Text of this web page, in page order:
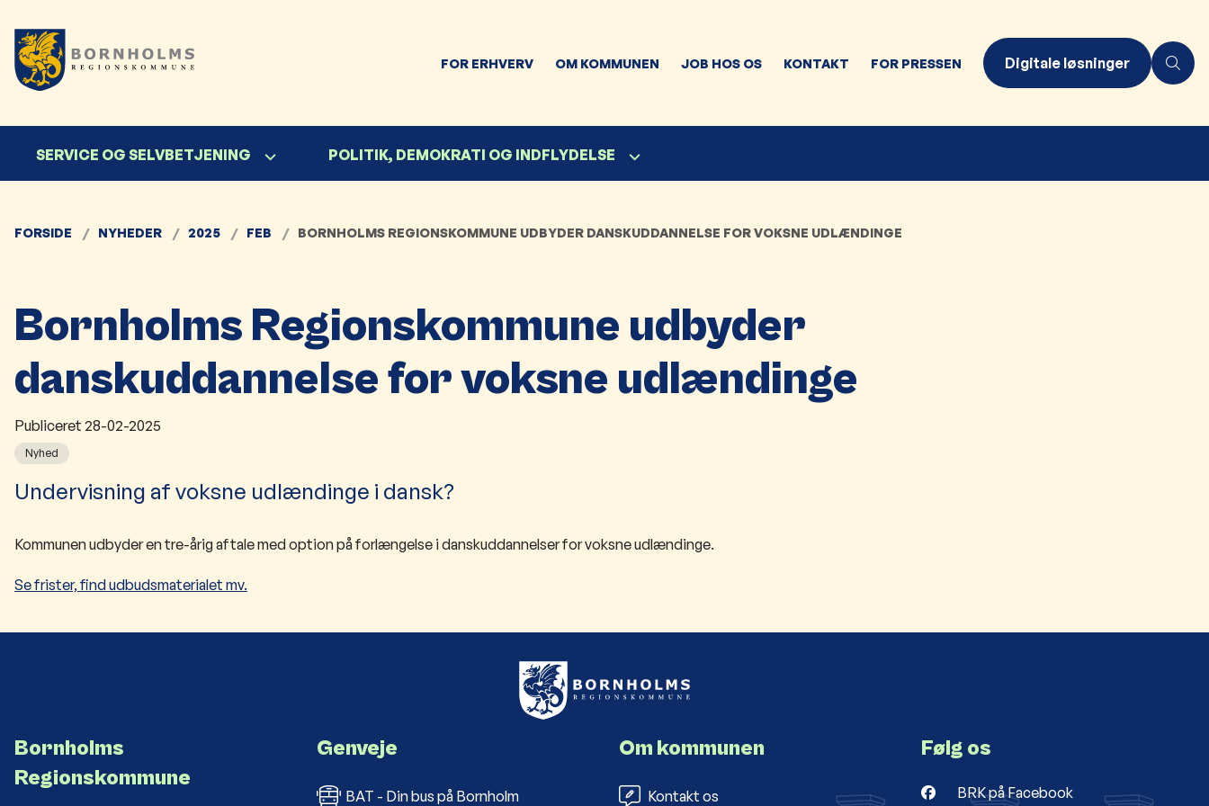
FOR ERHVERV OM KOMMUNEN JOB HOS OS KONTAKT FOR PRESSEN Digitale løsninger
SERVICE OG SELVBETJENING POLITIK, DEMOKRATI OG INDFLYDELSE
FORSIDE NYHEDER 2025 FEB BORNHOLMS REGIONSKOMMUNE UDBYDER DANSKUDDANNELSE FOR VOKSNE UDLÆNDINGE
Bornholms Regionskommune udbyder
danskuddannelse for voksne udlændinge
Publiceret 28-02-2025
Nyhed
​Undervisning af voksne udlændinge i dansk?
Kommunen udbyder en tre-årig aftale med option på forlængelse i danskuddannelser for voksne udlændinge.
Se frister, find udbudsmaterialet mv.
Bornholms
Regionskommune
Genveje
BAT - Din bus på Bornholm
Om kommunen
Kontakt os
Følg os
BRK på Facebook